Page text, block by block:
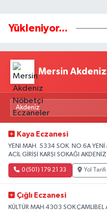
Yükleniyor...
Mersin
Kaya Eczanesi
YENI MAH. 5334 SOK. NO:6A YENİ
ACİL GİRİŞİ KARŞI SOKAĞI AKDENİZ
0 (501) 179 21 33 Yol Tarifi
Çığlı Eczanesi
KÜLTÜR MAH.4303